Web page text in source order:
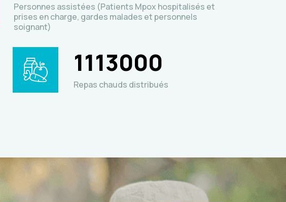
Personnes assistées (Patients Mpox hospitalisés et
prises en charge, gardes malades et personnels
soignant)
1113000
Repas chauds distribués